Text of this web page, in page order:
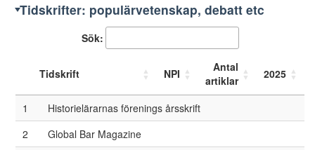
26
Journal of Rural Studies
Media, War & Conflict
Natural hazards and earth system sciences
30
Politics & Gender
32
Review of International Studies
Tidskrifter: populärvetenskap, debatt etc
Sök:
Tidskrift NPI
Antal
artiklar
2025
1
Historielärarnas förenings årsskrift
2
Global Bar Magazine